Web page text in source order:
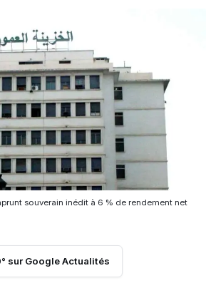
souverain inédit à 6 % de rendement net
sur Google Actualités